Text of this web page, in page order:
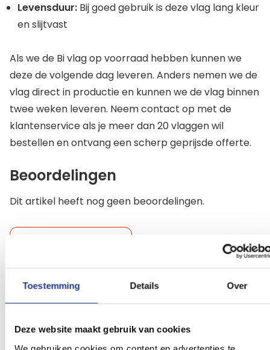
Toestemming Details Over
Deze website maakt gebruik van cookies
Levensduur: Bij goed gebruik is deze vlag lang kleur
en slijtvast
Als we de Bi vlag op voorraad hebben kunnen we
deze de volgende dag leveren. Anders nemen we de
vlag direct in productie en kunnen we de vlag binnen
twee weken leveren. Neem contact op met de
klantenservice als je meer dan 20 vlaggen wil
bestellen en ontvang een scherp geprijsde offerte.
Beoordelingen
Dit artikel heeft nog geen beoordelingen.
Gerelateerde producten